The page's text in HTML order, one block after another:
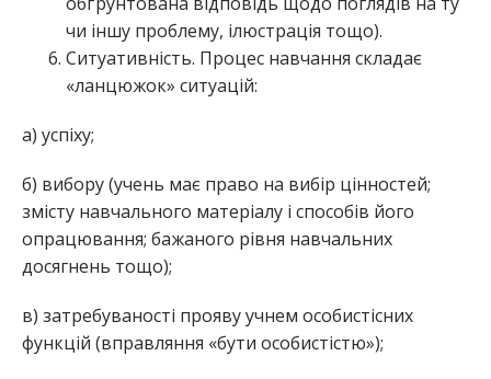
чи іншу проблему, ілюстрація тощо).
Ситуативність. Процес навчання складає
«ланцюжок» ситуацій:
а) успіху;
б) вибору (учень має право на вибір цінностей;
змісту навчального матеріалу і способів його
опрацювання; бажаного рівня навчальних
досягнень тощо);
в) затребуваності прояву учнем особистісних
функцій (вправляння «бути особистістю»);